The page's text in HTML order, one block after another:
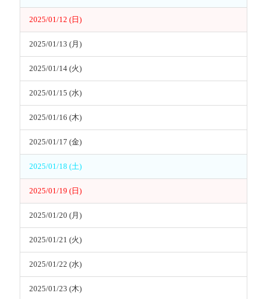
2025/01/12 (日)
2025/01/13 (月)
2025/01/14 (火)
2025/01/15 (水)
2025/01/16 (木)
2025/01/17 (金)
2025/01/18 (土)
2025/01/19 (日)
2025/01/20 (月)
2025/01/21 (火)
2025/01/22 (水)
2025/01/23 (木)